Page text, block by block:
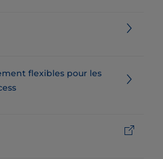
flexibles pour les